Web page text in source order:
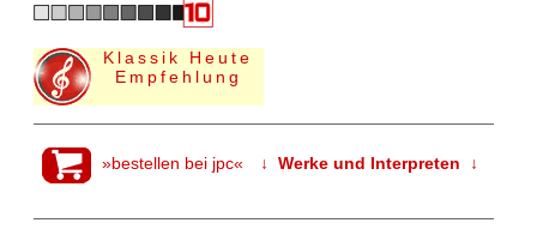
Klassik Heute
Empfehlung
»bestellen bei jpc« ↓ Werke und Interpreten ↓